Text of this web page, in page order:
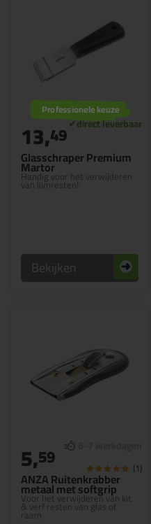
Glasschraper Premium
Martor
Handig voor het verwijderen
van lijmresten!
Professionele keuze
13,49
Bekijken
ANZA Ruitenkrabber
metaal met softgrip
Voor het verwijderen van kit
& verf resten van glas of
raam
5,59 (1)